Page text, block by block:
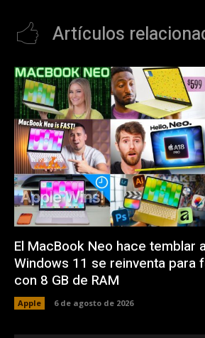
Artículos
El MacBook Neo hace temblar
Windows 11 se reinventa para
con 8 GB de RAM
Apple 6 de agosto de 2026